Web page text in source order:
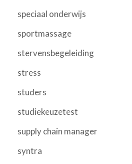
speciaal onderwijs
sportmassage
stervensbegeleiding
stress
studers
studiekeuzetest
supply chain manager
syntra